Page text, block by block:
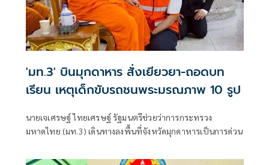
'มท.3' บินมุกดาหาร สั่งเยียวยา-ถอดบท
เรียน เหตุเด็กขับรถชนพระมรณภาพ 10 รูป
นายเจเศรษฐ์ ไทยเศรษฐ์ รัฐมนตรีช่วยว่าการกระทรวง
มหาดไทย (มท.3) เดินทางลงพื้นที่จังหวัดมุกดาหารเป็นการด่วน